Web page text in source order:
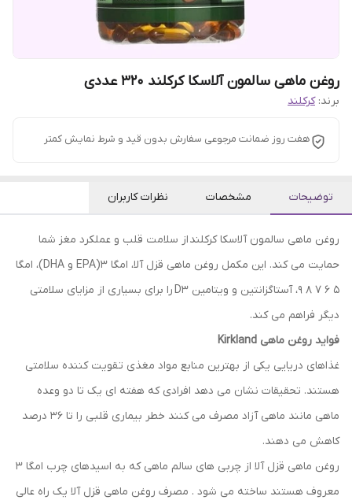
روغن ماهی سالمون آلاسکا کرکلند 320 عددی
برند: کرکلند
هفت روز ضمانت مرجوعی سفارش بدون قید و شرط نمایش کمتر
توضیحات مشخصات نظرات کاربران
روغن ماهی سالمون آلاسکا کرکلند از سلامت قلب و عملکرد مغز شما
حمایت می کند. این مکمل روغن ماهی قزل آلا، امگا 3(EPA و DHA)، امگا
5 6 7 8 9، آستاگزانتین و ویتامین D3 را برای بسیاری از مزایای سلامتی
دیگر فراهم می کند.
فواید روغن ماهی Kirkland
غذاهای دریایی یکی از بهترین منابع مواد مغذی تقویت کننده سلامتی
هستند. تحقیقات نشان می دهد افرادی که هفته ای یک تا دو وعده
ماهی مانند ماهی آزاد مصرف می کنند خطر بیماری قلبی را تا 36 درصد
کاهش می دهند.
روغن ماهی قزل آلا از چربی های سالم ماهی که به اسیدهای چرب امگا 3
معروف هستند ساخته می شود . مصرف روغن ماهی قزل آلا یک راه عالی